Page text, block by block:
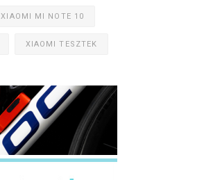
XIAOMI MI NOTE 10
XIAOMI TESZTEK